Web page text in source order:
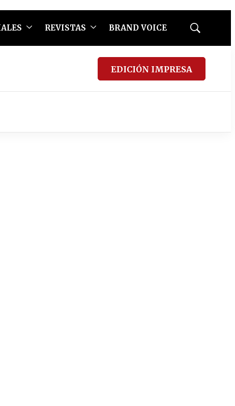
REVISTAS BRAND VOICE
Mostrar
EDICIÓN IMPRESA